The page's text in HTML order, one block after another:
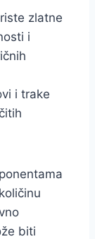
zlatne
i
i trake
biti